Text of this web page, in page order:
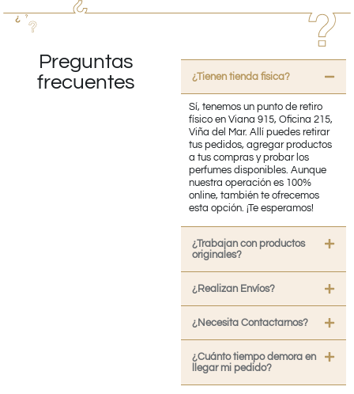
Preguntas
frecuentes
¿Tienen tienda fisica?
Sí, tenemos un punto de retiro
físico en Viana 915, Oficina 215,
Viña del Mar. Allí puedes retirar
tus pedidos, agregar productos
a tus compras y probar los
perfumes disponibles. Aunque
nuestra operación es 100%
online, también te ofrecemos
esta opción. ¡Te esperamos!
¿Trabajan con productos
originales?
¿Realizan Envíos?
¿Necesita Contactarnos?
¿Cuánto tiempo demora en
llegar mi pedido?